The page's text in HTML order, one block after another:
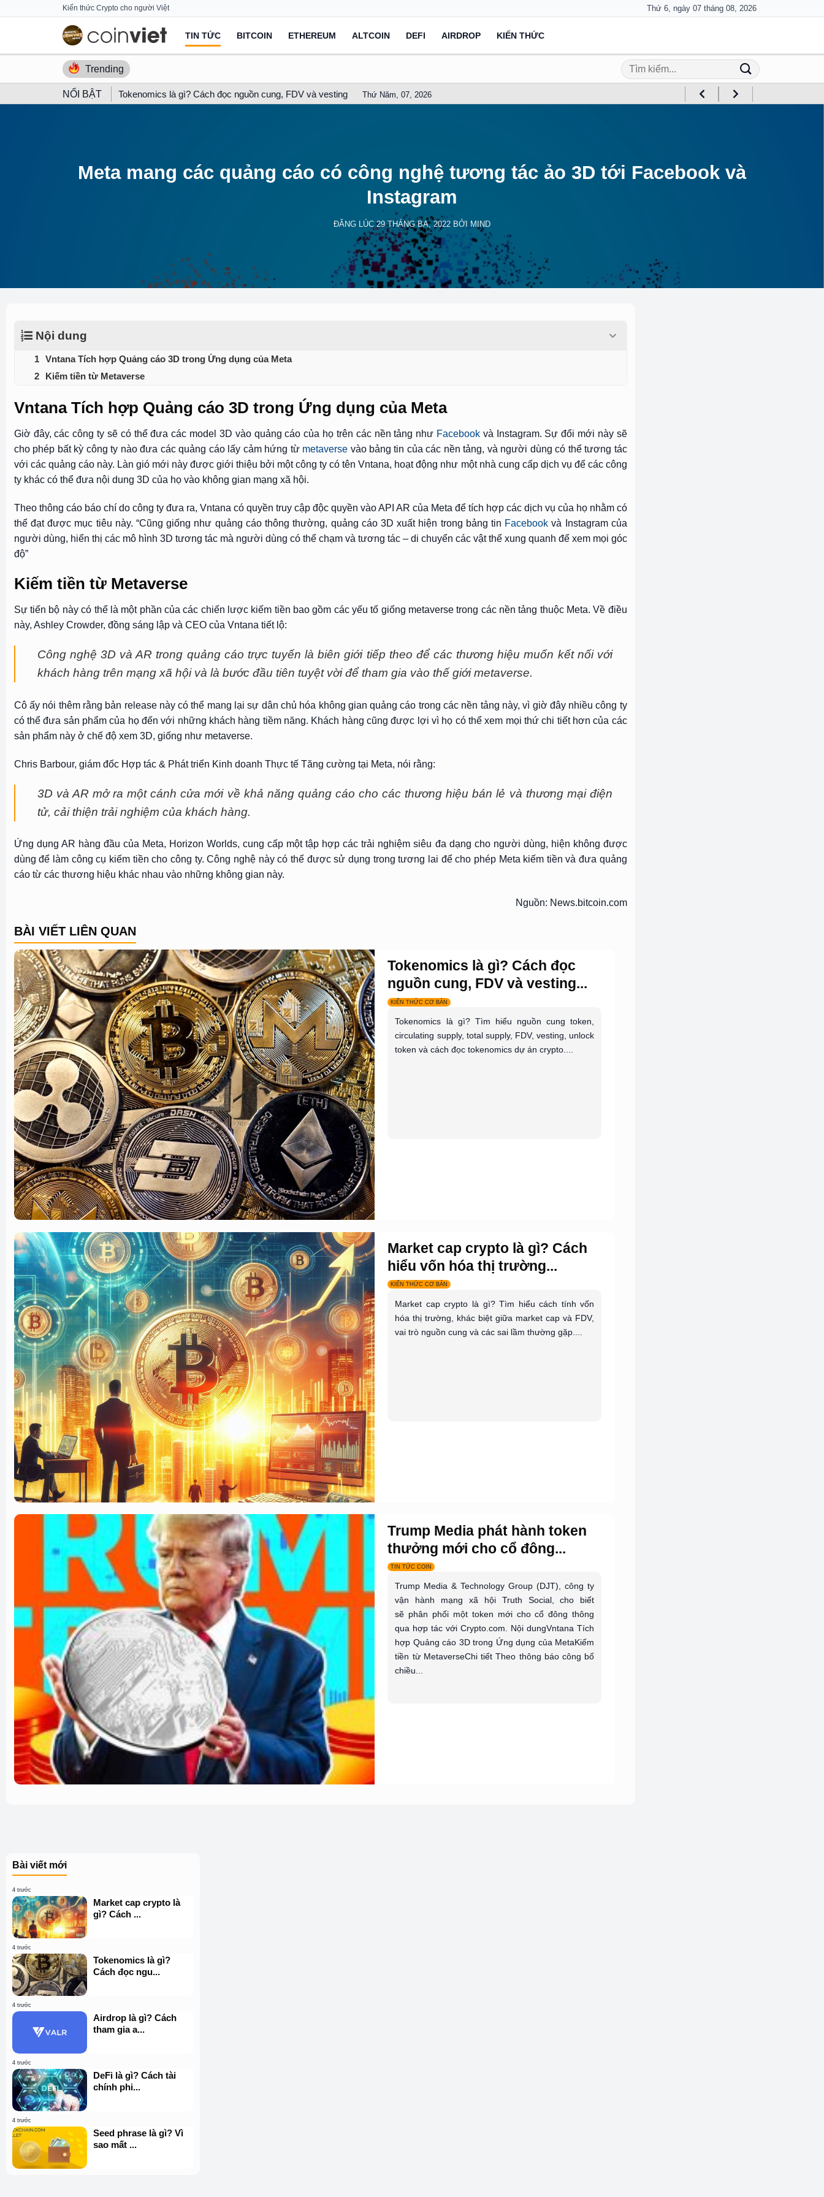
Kiến thức Crypto cho người Việt Thứ 6, ngày 07 tháng 08, 2026
TIN TỨC BITCOIN ETHEREUM ALTCOIN DEFI AIRDROP KIẾN THỨC
Trending
NỔI BẬT Tokenomics là gì? Cách đọc nguồn cung, FDV và vesting Thứ Năm, 07, 2026
Meta mang các quảng cáo có công nghệ tương tác ảo 3D tới Facebook và
Instagram
ĐĂNG LÚC29 THÁNG BA, 2022 BỞI MIND
Nội dung
Vntana Tích hợp Quảng cáo 3D trong Ứng dụng của Meta
Kiếm tiền từ Metaverse
Vntana Tích hợp Quảng cáo 3D trong Ứng dụng của Meta
Giờ đây, các công ty sẽ có thể đưa các model 3D vào quảng cáo của họ trên các nền tảng như Facebook và Instagram. Sự đổi mới này sẽ
cho phép bất kỳ công ty nào đưa các quảng cáo lấy cảm hứng từ metaverse vào bảng tin của các nền tảng, và người dùng có thể tương tác
với các quảng cáo này. Làn gió mới này được giới thiệu bởi một công ty có tên Vntana, hoạt động như một nhà cung cấp dịch vụ để các công
ty khác có thể đưa nội dung 3D của họ vào không gian mạng xã hội.
Theo thông cáo báo chí do công ty đưa ra, Vntana có quyền truy cập độc quyền vào API AR của Meta để tích hợp các dịch vụ của họ nhằm có
thể đạt được mục tiêu này. “Cũng giống như quảng cáo thông thường, quảng cáo 3D xuất hiện trong bảng tin Facebook và Instagram của
người dùng, hiển thị các mô hình 3D tương tác mà người dùng có thể chạm và tương tác – di chuyển các vật thể xung quanh để xem mọi góc
độ”
Kiếm tiền từ Metaverse
Sự tiến bộ này có thể là một phần của các chiến lược kiếm tiền bao gồm các yếu tố giống metaverse trong các nền tảng thuộc Meta. Về điều
này, Ashley Crowder, đồng sáng lập và CEO của Vntana tiết lộ:
Công nghệ 3D và AR trong quảng cáo trực tuyến là biên giới tiếp theo để các thương hiệu muốn kết nối với
khách hàng trên mạng xã hội và là bước đầu tiên tuyệt vời để tham gia vào thế giới metaverse.
Cô ấy nói thêm rằng bản release này có thể mang lại sự dân chủ hóa không gian quảng cáo trong các nền tảng này, vì giờ đây nhiều công ty
có thể đưa sản phẩm của họ đến với những khách hàng tiềm năng. Khách hàng cũng được lợi vì họ có thể xem mọi thứ chi tiết hơn của các
sản phẩm này ở chế độ xem 3D, giống như metaverse.
Chris Barbour, giám đốc Hợp tác & Phát triển Kinh doanh Thực tế Tăng cường tại Meta, nói rằng:
3D và AR mở ra một cánh cửa mới về khả năng quảng cáo cho các thương hiệu bán lẻ và thương mại điện
tử, cải thiện trải nghiệm của khách hàng.
Ứng dụng AR hàng đầu của Meta, Horizon Worlds, cung cấp một tập hợp các trải nghiệm siêu đa dạng cho người dùng, hiện không được
dùng để làm công cụ kiếm tiền cho công ty. Công nghệ này có thể được sử dụng trong tương lai để cho phép Meta kiếm tiền và đưa quảng
cáo từ các thương hiệu khác nhau vào những không gian này.
Nguồn: News.bitcoin.com
BÀI VIẾT LIÊN QUAN
Tokenomics là gì? Cách đọc
nguồn cung, FDV và vesting...
KIẾN THỨC CƠ BẢN
Tokenomics là gì? Tìm hiểu nguồn cung token,
circulating supply, total supply, FDV, vesting, unlock
token và cách đọc tokenomics dự án crypto....
Market cap crypto là gì? Cách
hiểu vốn hóa thị trường...
KIẾN THỨC CƠ BẢN
Market cap crypto là gì? Tìm hiểu cách tính vốn
hóa thị trường, khác biệt giữa market cap và FDV,
vai trò nguồn cung và các sai lầm thường gặp....
Trump Media phát hành token
thưởng mới cho cổ đông...
TIN TỨC COIN
Trump Media & Technology Group (DJT), công ty
vận hành mạng xã hội Truth Social, cho biết
sẽ phân phối một token mới cho cổ đông thông
qua hợp tác với Crypto.com. Nội dungVntana Tích
hợp Quảng cáo 3D trong Ứng dụng của MetaKiếm
tiền từ MetaverseChi tiết Theo thông báo công bố
chiều...
Bài viết mới
4 trước
Market cap crypto là
gì? Cách ...
4 trước
Tokenomics là gì?
Cách đọc ngu...
4 trước
Airdrop là gì? Cách
tham gia a...
4 trước
DeFi là gì? Cách tài
chính phi...
4 trước
Seed phrase là gì? Vì
sao mất ...